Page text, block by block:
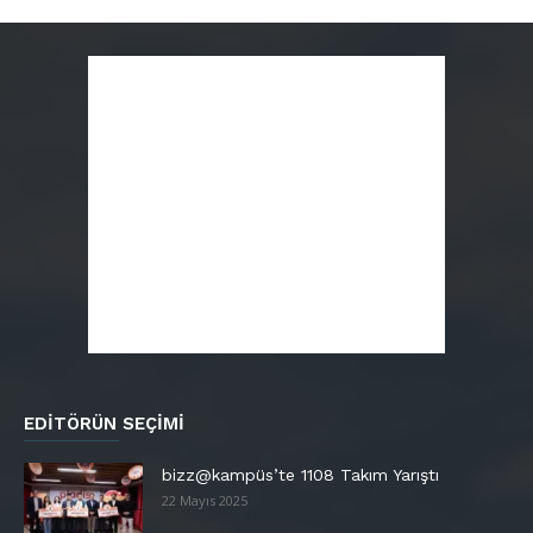
EDITÖRÜN SEÇIMI
bizz@kampüs’te 1108 Takım Yarıştı
22 Mayıs 2025